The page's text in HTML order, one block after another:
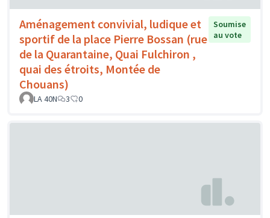
Aménagement convivial, ludique et
sportif de la place Pierre Bossan (rue
de la Quarantaine, Quai Fulchiron ,
quai des étroits, Montée de
Chouans)
Soumise
au vote
LA 40N 3 0